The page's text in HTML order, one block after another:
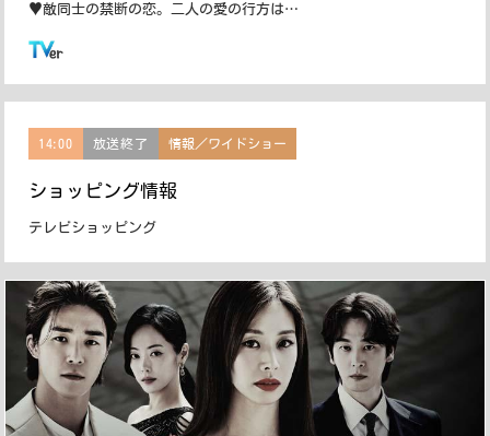
♥敵同士の禁断の恋。二人の愛の行方は…
14:00 放送終了 情報／ワイドショー
ショッピング情報
テレビショッピング